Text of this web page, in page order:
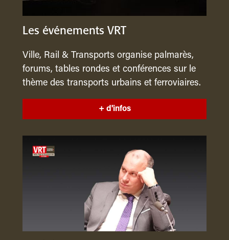
Les événements VRT
Ville, Rail & Transports organise palmarès,
forums, tables rondes et conférences sur le
thème des transports urbains et ferroviaires.
+ d'infos